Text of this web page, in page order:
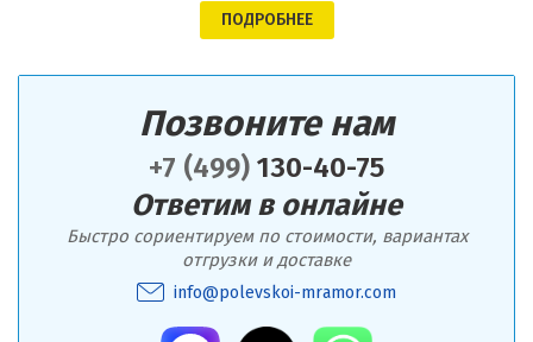
ПОДРОБНЕЕ
Позвоните нам
+7 (499) 130-40-75
Ответим в онлайне
Быстро сориентируем по стоимости, вариантах
отгрузки и доставке
info@polevskoi-mramor.com